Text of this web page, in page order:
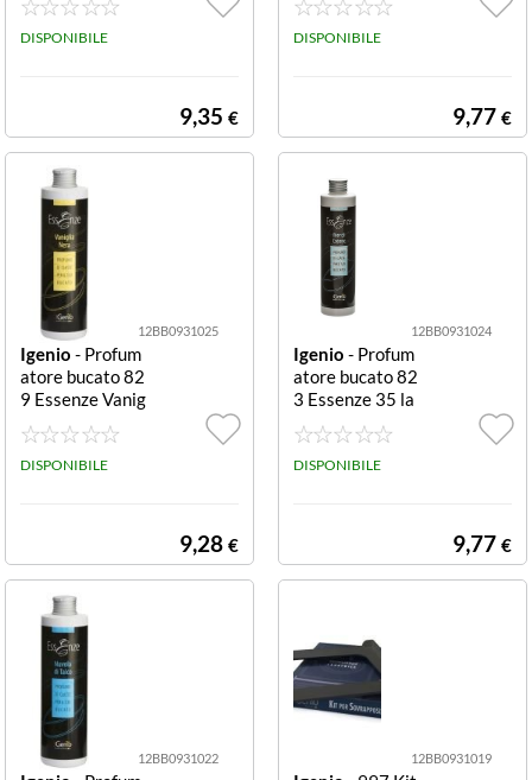
a mano e lavatri
ce 35 lavaggi
DISPONIBILE
9,35 €
ml a mano e lava
trice 35 lavaggi
DISPONIBILE
9,77 €
12BB0931025
Igenio - Profum
atore bucato 82
9 Essenze Vanig
lia Nera 250 ml
a mano e lavatri
ce 35 lavaggi
DISPONIBILE
9,28 €
12BB0931024
Igenio - Profum
atore bucato 82
3 Essenze 35 la
vaggi a mano e l
avatrice 35 lava
ggi
DISPONIBILE
9,77 €
12BB0931022 12BB0931019